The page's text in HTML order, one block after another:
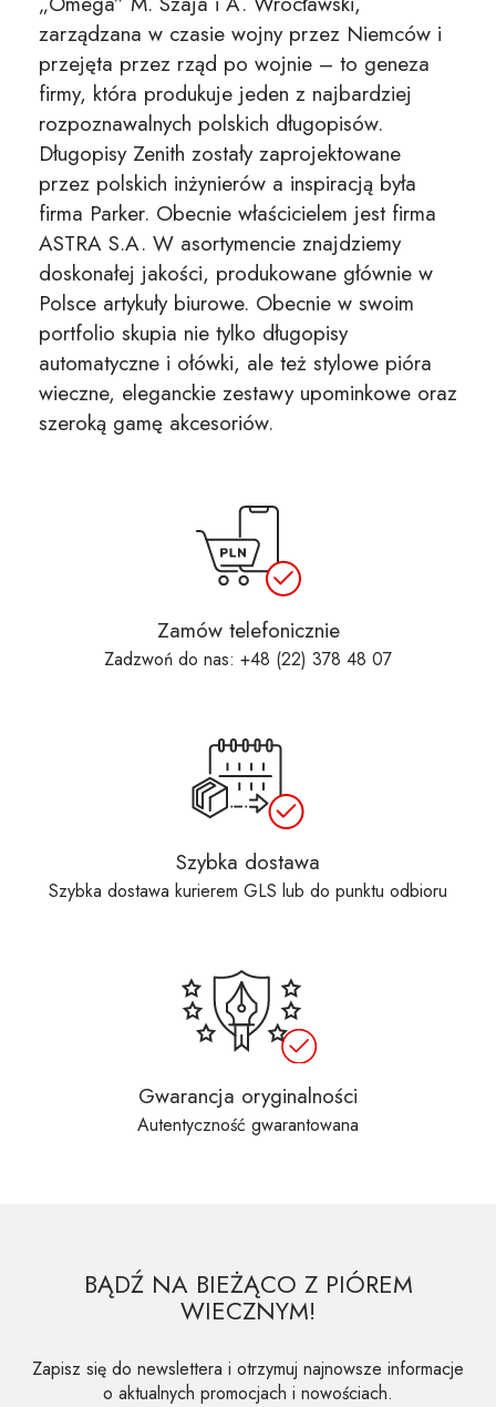
zarządzana w czasie wojny przez Niemców i
przejęta przez rząd po wojnie – to geneza
firmy, która produkuje jeden z najbardziej
rozpoznawalnych polskich długopisów.
Długopisy Zenith zostały zaprojektowane
przez polskich inżynierów a inspiracją była
firma Parker. Obecnie właścicielem jest firma
ASTRA S.A. W asortymencie znajdziemy
doskonałej jakości, produkowane głównie w
Polsce artykuły biurowe. Obecnie w swoim
portfolio skupia nie tylko długopisy
automatyczne i ołówki, ale też stylowe pióra
wieczne, eleganckie zestawy upominkowe oraz
szeroką gamę akcesoriów.
Zamów telefonicznie
Zadzwoń do nas: +48 (22) 378 48 07
Szybka dostawa
Szybka dostawa kurierem GLS lub do punktu odbioru
Gwarancja oryginalności
Autentyczność gwarantowana
BĄDŹ NA BIEŻĄCO Z PIÓREM
WIECZNYM!
Zapisz się do newslettera i otrzymuj najnowsze informacje
o aktualnych promocjach i nowościach.